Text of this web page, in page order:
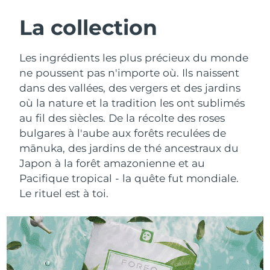
La collection
Les ingrédients les plus précieux du monde
ne poussent pas n'importe où. Ils naissent
dans des vallées, des vergers et des jardins
où la nature et la tradition les ont sublimés
au fil des siècles. De la récolte des roses
bulgares à l'aube aux forêts reculées de
mānuka, des jardins de thé ancestraux du
Japon à la forêt amazonienne et au
Pacifique tropical - la quête fut mondiale.
Le rituel est à toi.
Nettoyage du visage
LUNA™ 4 coffret
Anti-aging massage
LUNA™ 4 Plus
Massage, LED heating
LUNA™ 4 Men
For men, anti-aging massage
Lifting
BEAR™ 2 coffret
Microcurrent toning
BEAR™ 2 go
Microcurrent toning on-the-go
BEAR™ 2 eyes & lips
Microcurrent line smoothing device
Hydratation
UFO™ 3 coffret
Deep facial hydration
UFO™ 3 LED
Near-infrared and red light therapy
device
Soin bucco-dentaire
issa™ 4
Hybrid silicone sonic toothbrush
issa™ 4 plus
Smart hybrid silicone sonic toothbrush
FAQ™ TRAITEMENT ANTI-ÂGE
Anti-âge Traitements LED
Autriche
Belgique Livraison estimée8/10/26
Bermudes Livraison estimée8/16/26
Bosnie-Herzégovine Livraison estimée8/13/26
Brunei Livraison estimée
Bulgarie
Canada Livraison estimée8/14/26
Chili Livraison estimée8/14/26